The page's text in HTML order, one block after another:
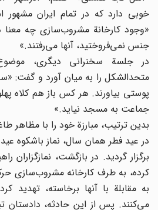
خوبی دارد که در تمام ایران
«وجود کارخانة مشروب‌سازی چه معنا
جنس نمی‌فروختید، آنها می‌رفتند.»
در جلسة سخنرانی دیگری،
متحدالشکل را به میان آورد و گفت:
پوستی بیاورند. هر کس باز هم کلاه
جماعت به مسجد نیاید.»
بدین ترتیب، مبارزة خود را با مظاهر
در عید فطر همان سال، نماز باشکوه عید
برگزار گردید. در بازگشت، نمازگزاران
کرده، به طرف کارخانه مشروب‌سازی
به مقابلة با آنها برخاسته، تهدید
می‌کنند. پس از این حادثه، دادستان